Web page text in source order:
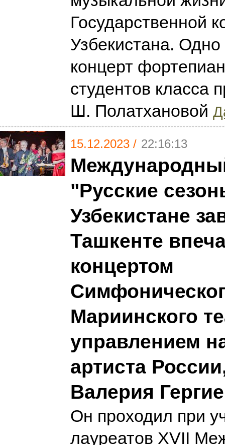
Государственной
Узбекистана. Одно
концерт
студентов класса
Ш. Полатхановой
15.12.2023 / 22:16:13
"Русские
Узбекистане
Ташкенте
концертом
Мариинского
управлением
артиста
Валерия
Он проходил при
лауреатов XVII